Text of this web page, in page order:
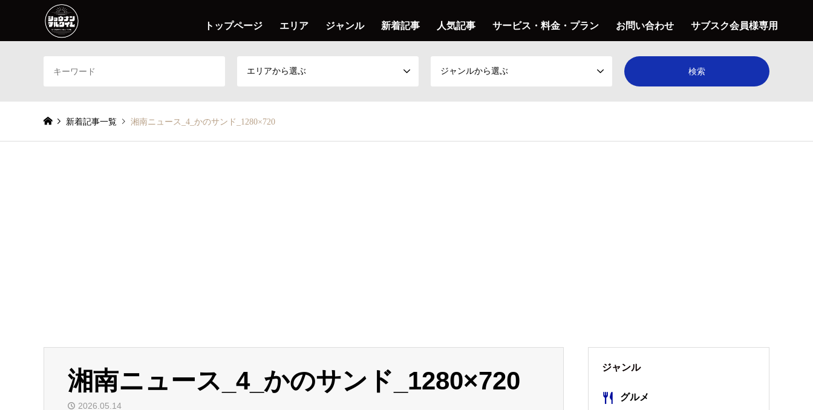
トップページ エリア ジャンル 新着記事 人気記事 サービス・料金・プラン お問い合わせ サブスク会員様専用
エリアから選ぶ ジャンルから選ぶ
新着記事一覧 湘南ニュース_4_かのサンド_1280×720
湘南ニュース_4_かのサンド_1280×720
2026.05.14
ジャンル
グルメ